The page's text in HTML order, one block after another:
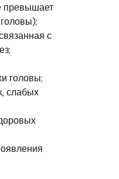
превышает
с
головы;
слабых